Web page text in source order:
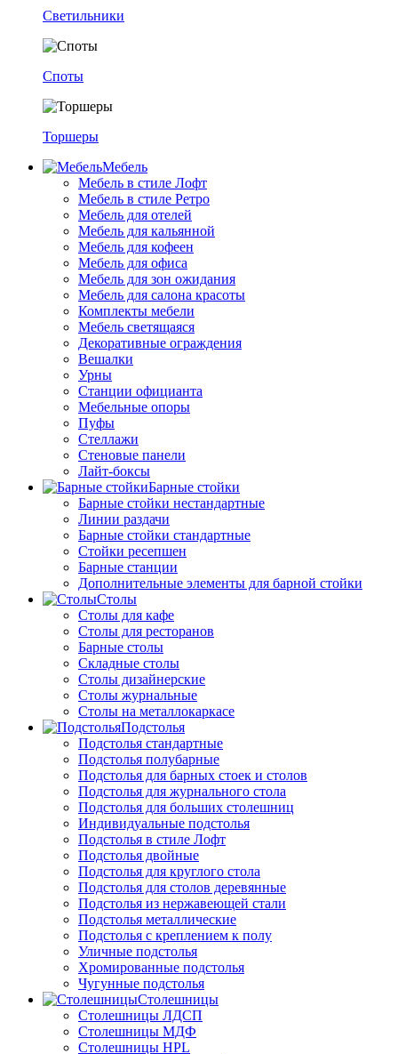
Светильники
Споты
Торшеры
Мебель
Мебель в стиле Лофт
Мебель в стиле Ретро
Мебель для отелей
Мебель для кальянной
Мебель для кофеен
Мебель для офиса
Мебель для зон ожидания
Мебель для салона красоты
Комплекты мебели
Мебель светящаяся
Декоративные ограждения
Вешалки
Урны
Станции официанта
Мебельные опоры
Пуфы
Стеллажи
Стеновые панели
Лайт-боксы
Барные стойки
Барные стойки нестандартные
Линии раздачи
Барные стойки стандартные
Стойки ресепшен
Барные станции
Дополнительные элементы для барной стойки
Столы
Столы для кафе
Столы для ресторанов
Барные столы
Складные столы
Столы дизайнерские
Столы журнальные
Столы на металлокаркасе
Подстолья
Подстолья стандартные
Подстолья полубарные
Подстолья для барных стоек и столов
Подстолья для журнального стола
Подстолья для больших столешниц
Индивидуальные подстолья
Подстолья в стиле Лофт
Подстолья двойные
Подстолья для круглого стола
Подстолья для столов деревянные
Подстолья из нержавеющей стали
Подстолья металлические
Подстолья с креплением к полу
Уличные подстолья
Хромированные подстолья
Чугунные подстолья
Столешницы
Столешницы ЛДСП
Столешницы МДФ
Столешницы HPL